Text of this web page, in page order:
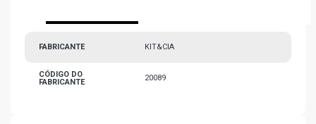
FABRICANTE KIT&CIA
CÓDIGO DO
FABRICANTE
20089